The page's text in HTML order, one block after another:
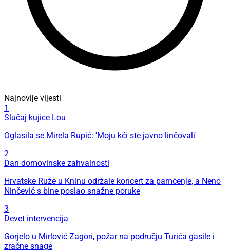
Najnovije vijesti
1
Slučaj kujice Lou
Oglasila se Mirela Rupić: 'Moju kći ste javno linčovali'
2
Dan domovinske zahvalnosti
Hrvatske Ruže u Kninu održale koncert za pamćenje, a Neno
Ninčević s bine poslao snažne poruke
3
Devet intervencija
Gorjelo u Mirlović Zagori, požar na području Turića gasile i
zračne snage